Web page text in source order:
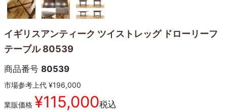
イギリスアンティーク ツイストレッグ ドローリーフ
テーブル 80539
商品番号 80539
市場参考上代 ¥196,000
業販価格 ¥115,000税込